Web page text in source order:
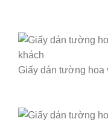
Giấy dán tường hoa